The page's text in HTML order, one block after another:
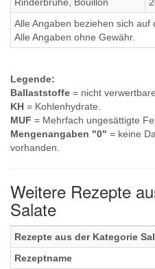
Alle Angaben beziehen sich
Alle Angaben ohne Gewähr.
Legende:
Ballaststoffe = nicht
KH = Kohlenhydrate.
MUF = Mehrfach ungesättigte
Mengenangaben "0" = keine
vorhanden.
Weitere Rezepte
Salate
Rezepte aus der Kategorie
Rezeptname